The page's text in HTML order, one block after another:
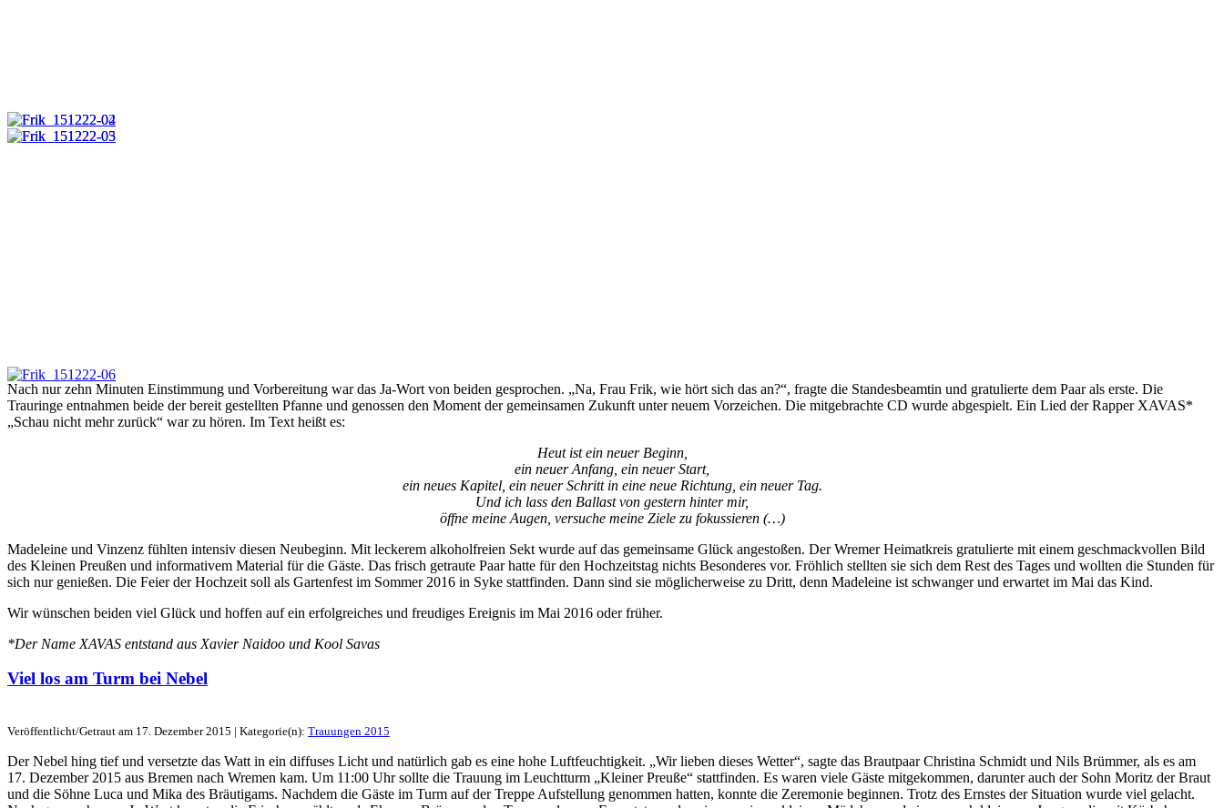
Nach nur zehn Minuten Einstimmung und Vorbereitung war das Ja-Wort von beiden gesprochen. „Na, Frau Frik, wie hört sich das an?“, fragte die Standesbeamtin und gratulierte dem Paar als erste. Die
Trauringe entnahmen beide der bereit gestellten Pfanne und genossen den Moment der gemeinsamen Zukunft unter neuem Vorzeichen. Die mitgebrachte CD wurde abgespielt. Ein Lied der Rapper XAVAS*
„Schau nicht mehr zurück“ war zu hören. Im Text heißt es:
Heut ist ein neuer Beginn,
ein neuer Anfang, ein neuer Start,
ein neues Kapitel, ein neuer Schritt in eine neue Richtung, ein neuer Tag.
Und ich lass den Ballast von gestern hinter mir,
öffne meine Augen, versuche meine Ziele zu fokussieren (…)
Madeleine und Vinzenz fühlten intensiv diesen Neubeginn. Mit leckerem alkoholfreien Sekt wurde auf das gemeinsame Glück angestoßen. Der Wremer Heimatkreis gratulierte mit einem geschmackvollen Bild
des Kleinen Preußen und informativem Material für die Gäste. Das frisch getraute Paar hatte für den Hochzeitstag nichts Besonderes vor. Fröhlich stellten sie sich dem Rest des Tages und wollten die Stunden für
sich nur genießen. Die Feier der Hochzeit soll als Gartenfest im Sommer 2016 in Syke stattfinden. Dann sind sie möglicherweise zu Dritt, denn Madeleine ist schwanger und erwartet im Mai das Kind.
Wir wünschen beiden viel Glück und hoffen auf ein erfolgreiches und freudiges Ereignis im Mai 2016 oder früher.
*Der Name XAVAS entstand aus Xavier Naidoo und Kool Savas
Viel los am Turm bei Nebel
Veröffentlicht/Getraut am 17. Dezember 2015 | Kategorie(n): Trauungen 2015
Der Nebel hing tief und versetzte das Watt in ein diffuses Licht und natürlich gab es eine hohe Luftfeuchtigkeit. „Wir lieben dieses Wetter“, sagte das Brautpaar Christina Schmidt und Nils Brümmer, als es am
17. Dezember 2015 aus Bremen nach Wremen kam. Um 11:00 Uhr sollte die Trauung im Leuchtturm „Kleiner Preuße“ stattfinden. Es waren viele Gäste mitgekommen, darunter auch der Sohn Moritz der Braut
und die Söhne Luca und Mika des Bräutigams. Nachdem die Gäste im Turm auf der Treppe Aufstellung genommen hatten, konnte die Zeremonie beginnen. Trotz des Ernstes der Situation wurde viel gelacht.